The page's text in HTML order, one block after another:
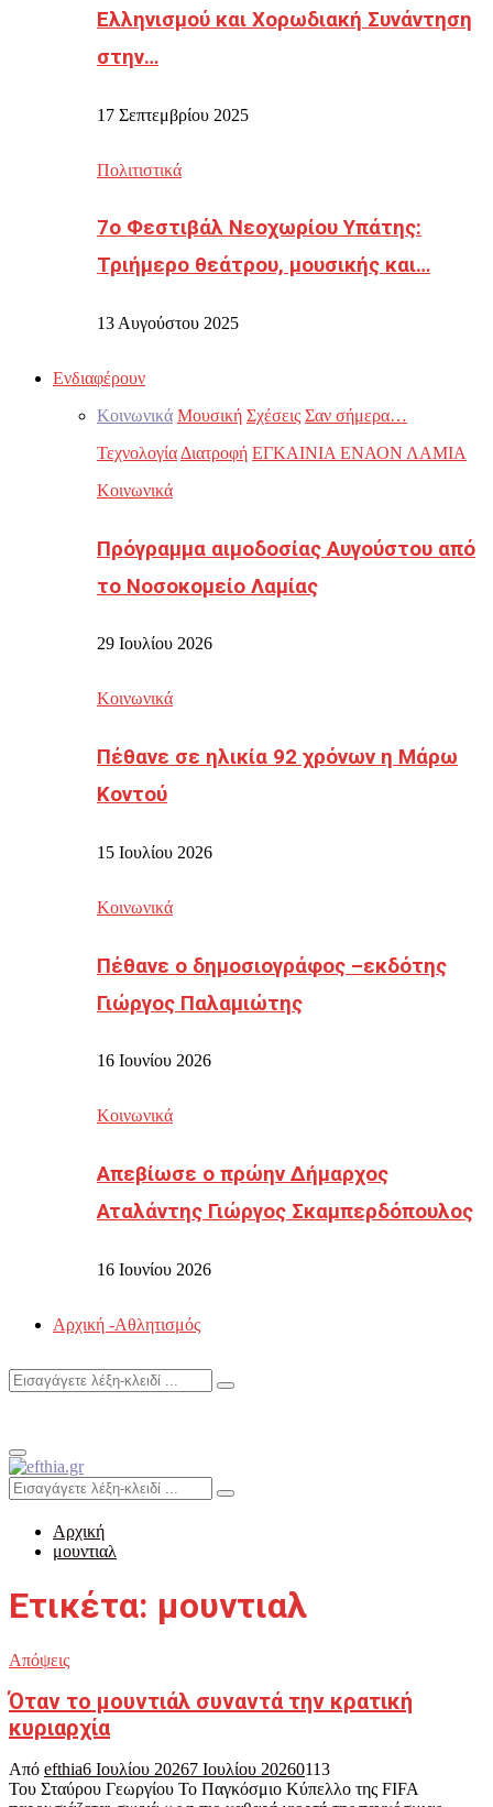
Ελληνισμού και Χορωδιακή Συνάντηση
στην…
17 Σεπτεμβρίου 2025
Πολιτιστικά
7ο Φεστιβάλ Νεοχωρίου Υπάτης:
Τριήμερο θεάτρου, μουσικής και…
13 Αυγούστου 2025
Ενδιαφέρουν
Κοινωνικά Μουσική Σχέσεις Σαν σήμερα…
Τεχνολογία Διατροφή ΕΓΚΑΙΝΙΑ ΕΝΑΟΝ ΛΑΜΙΑ
Κοινωνικά
Πρόγραμμα αιμοδοσίας Αυγούστου από
το Νοσοκομείο Λαμίας
29 Ιουλίου 2026
Κοινωνικά
Πέθανε σε ηλικία 92 χρόνων η Μάρω
Κοντού
15 Ιουλίου 2026
Κοινωνικά
Πέθανε ο δημοσιογράφος –εκδότης
Γιώργος Παλαμιώτης
16 Ιουνίου 2026
Κοινωνικά
Απεβίωσε ο πρώην Δήμαρχος
Αταλάντης Γιώργος Σκαμπερδόπουλος
16 Ιουνίου 2026
Αρχική -Αθλητισμός
Search
Search
Primary
Menu
Search
for:
Search
Αρχική
μουντιαλ
Ετικέτα: μουντιαλ
Απόψεις
Όταν το μουντιάλ συναντά την κρατική
κυριαρχία
Από efthia6 Ιουλίου 20267 Ιουλίου 20260113
Του Σταύρου Γεωργίου Το Παγκόσμιο Κύπελλο της FIFA